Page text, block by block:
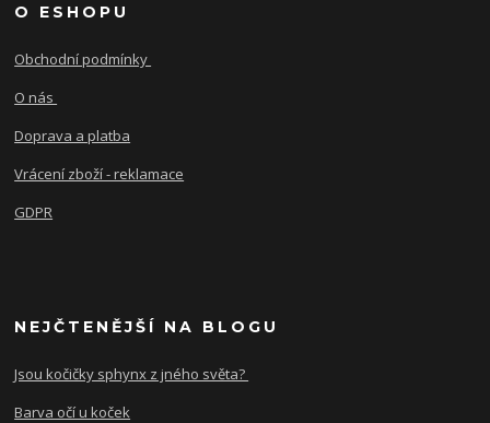
O ESHOPU
Obchodní podmínky
O nás
Doprava a platba
Vrácení zboží - reklamace
GDPR
NEJČTENĚJŠÍ NA BLOGU
Jsou kočičky sphynx z jného světa?
Barva očí u koček